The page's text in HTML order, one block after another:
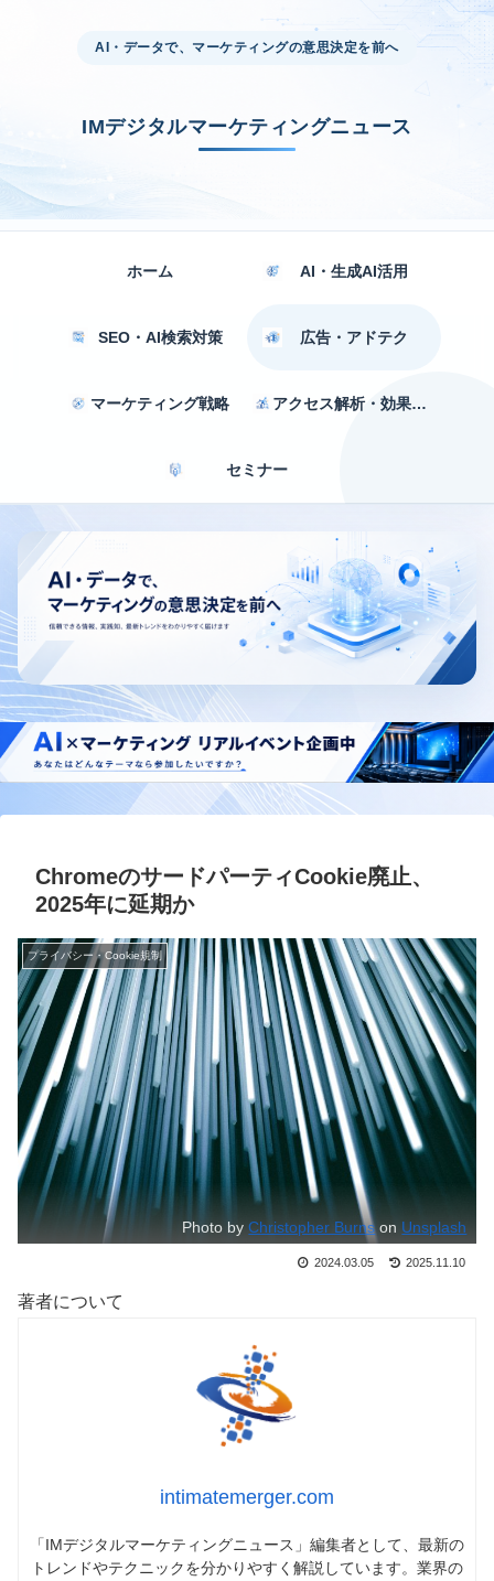
AI・データで、マーケティングの意思決定を前へ
IMデジタルマーケティングニュース
ホーム AI・生成AI活用
SEO・AI検索対策 広告・アドテク
マーケティング戦略 アクセス解析・効果測定
セミナー
ChromeのサードパーティCookie廃止、
2025年に延期か
プライバシー・Cookie規制
Photo byChristopher Burnson Unsplash
2024.03.05 2025.11.10
著者について
intimatemerger.com
「IMデジタルマーケティングニュース」編集者として、最新の
トレンドやテクニックを分かりやすく解説しています。業界の